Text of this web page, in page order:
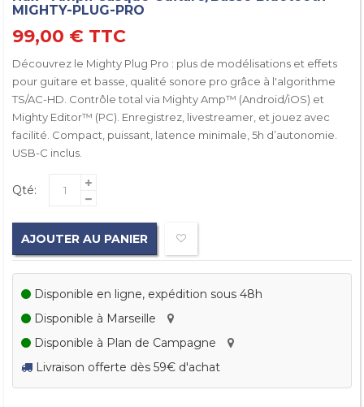
MIGHTY-PLUG-PRO
99,00 € TTC
Découvrez le Mighty Plug Pro : plus de modélisations et effets
pour guitare et basse, qualité sonore pro grâce à l'algorithme
TS/AC-HD. Contrôle total via Mighty Amp™ (Android/iOS) et
Mighty Editor™ (PC). Enregistrez, livestreamer, et jouez avec
facilité. Compact, puissant, latence minimale, 5h d’autonomie.
USB-C inclus.
Qté:
AJOUTER AU PANIER
Disponible en ligne, expédition sous 48h
Disponible à Marseille
Disponible à Plan de Campagne
Livraison offerte dès 59€ d'achat